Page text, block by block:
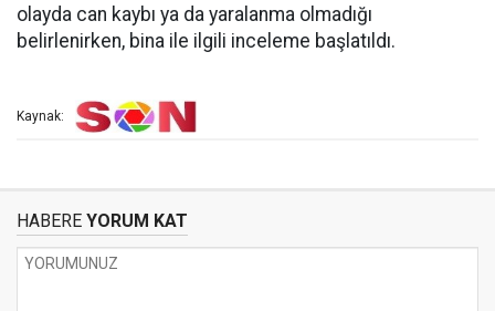
olayda can kaybı ya da yaralanma olmadığı
belirlenirken, bina ile ilgili inceleme başlatıldı.
Kaynak:
HABERE YORUM KAT